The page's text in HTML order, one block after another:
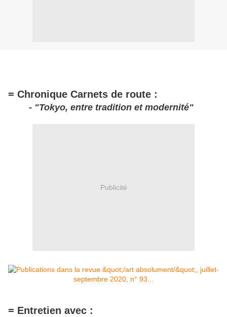
= Chronique Carnets de route :
- "Tokyo, entre tradition et modernité"
Publicité
= Entretien avec :